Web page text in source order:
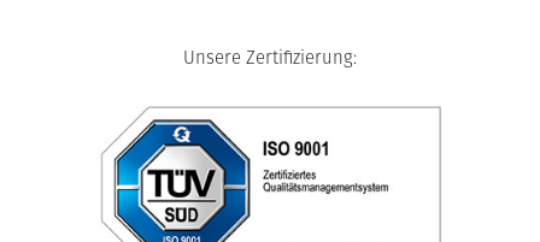
Unsere Zertifizierung: